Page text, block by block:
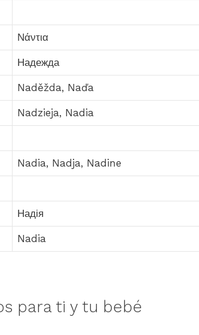
Νάντια
Надежда
Naděžda, Naďa
Nadzieja, Nadia
Nadia, Nadja, Nadine
Надія
Nadia
para ti y tu bebé